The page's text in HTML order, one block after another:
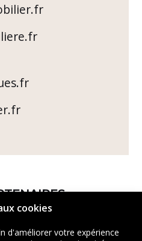
cookies
d'améliorer votre expérience